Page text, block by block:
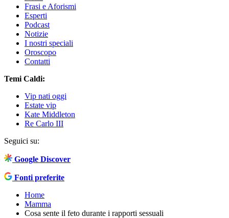
Frasi e Aforismi
Esperti
Podcast
Notizie
I nostri speciali
Oroscopo
Contatti
Temi Caldi:
Vip nati oggi
Estate vip
Kate Middleton
Re Carlo III
Seguici su:
Google Discover
Fonti preferite
Home
Mamma
Cosa sente il feto durante i rapporti sessuali